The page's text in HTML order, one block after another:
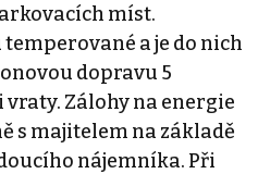
míst.
a je do nich
dopravu 5
Zálohy na energie
s majitelem na základě
nájemníka. Při